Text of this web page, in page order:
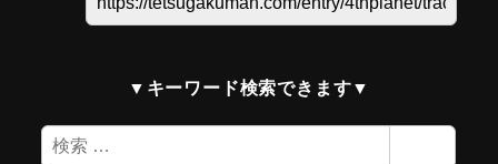
▼キーワード検索できます▼
検